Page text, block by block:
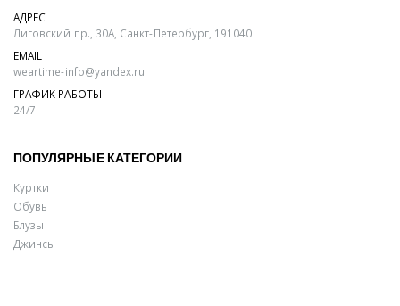
АДРЕС
Лиговский пр., 30А, Санкт-Петербург, 191040
EMAIL
weartime-info@yandex.ru
ГРАФИК РАБОТЫ
24/7
ПОПУЛЯРНЫЕ КАТЕГОРИИ
Куртки
Обувь
Блузы
Джинсы